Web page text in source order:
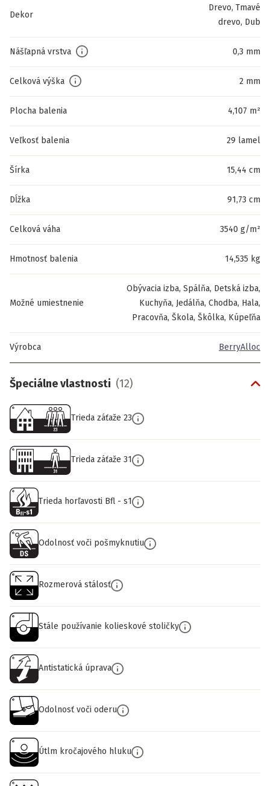
Dekor
Drevo, Tmavé
drevo, Dub
Nášľapná vrstva 0,3 mm
Celková výška 2 mm
Plocha balenia 4,107 m²
Veľkosť balenia 29 lamel
Šírka 15,44 cm
Dĺžka 91,73 cm
Celková váha 3540 g/m²
Hmotnosť balenia 14,535 kg
Možné umiestnenie
Obývacia izba, Spálňa, Detská izba,
Kuchyňa, Jedálňa, Chodba, Hala,
Pracovňa, Škola, Škôlka, Kúpeľňa
Výrobca BerryAlloc
Špeciálne vlastnosti (12)
Trieda záťaže 23
Trieda záťaže 31
Trieda horľavosti Bfl - s1
Odolnosť voči pošmyknutiu
Rozmerová stálosť
Stále používanie kolieskové stoličky
Antistatická úprava
Odolnosť voči oderu
Útlm kročajového hluku